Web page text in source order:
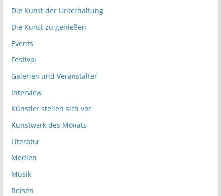
Die Kunst der Unterhaltung
Die Kunst zu genießen
Events
Festival
Galerien und Veranstalter
Interview
Künstler stellen sich vor
Kunstwerk des Monats
Literatur
Medien
Musik
Reisen